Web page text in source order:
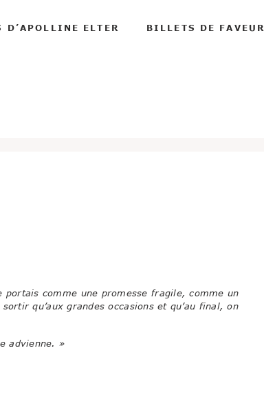
D’APOLLINE ELTER BILLETS DE FAVEUR
portais comme une promesse fragile, comme un
qu’aux grandes occasions et qu’au final, on
advienne. »